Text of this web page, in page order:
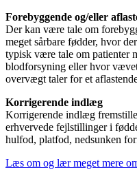
Forebyggende og/eller
Der kan være tale om
meget sårbare fødder, hvor
typisk være tale om patienter
blodforsyning eller hvor
overvægt taler for et
Korrigerende indlæg
Korrigerende indlæg
erhvervede fejlstillinger i
hulfod, platfod, nedsunken
Læs om og lær meget mere